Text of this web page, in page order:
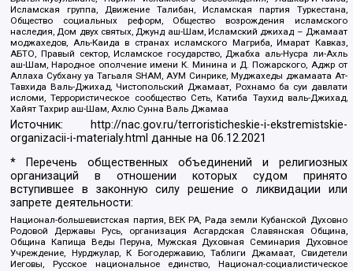
Исламская группа, Движение Талибан, Исламская партия Туркестана,
Общество социальных реформ, Общество возрождения исламского
наследия, Дом двух святых, Джунд аш-Шам, Исламский джихад – Джамаат
моджахедов, Аль-Каида в странах исламского Магриба, Имарат Кавказ,
АБТО, Правый сектор, Исламское государство, Джабха аль-Нусра ли-Ахль
аш-Шам, Народное ополчение имени К. Минина и Д. Пожарского, Аджр от
Аллаха Субхану уа Тагьаля SHAM, АУМ Синрике, Муджахеды джамаата Ат-
Тавхида Валь-Джихад, Чистопольский Джамаат, Рохнамо ба суи давлати
исломи, Террористическое сообщество Сеть, Катиба Таухид валь-Джихад,
Хайят Тахрир аш-Шам, Ахлю Сунна Валь Джамаа
Источник:
http://nac.gov.ru/terroristicheskie-i-ekstremistskie-
organizacii-i-materialy.html данные на06.12.2021
* Перечень общественных объединений и религиозных
организаций в отношении которых судом принято
вступившее в законную силу решение о ликвидации или
запрете деятельности:
Национал-большевистская партия, ВЕК РА, Рада земли Кубанской Духовно
Родовой Державы Русь, организация Асгардская Славянская Община,
Община Капища Веды Перуна, Мужская Духовная Семинария Духовное
Учреждение, Нурджулар, К Богодержавию, Таблиги Джамаат, Свидетели
Иеговы, Русское национальное единство, Национал-социалистическое